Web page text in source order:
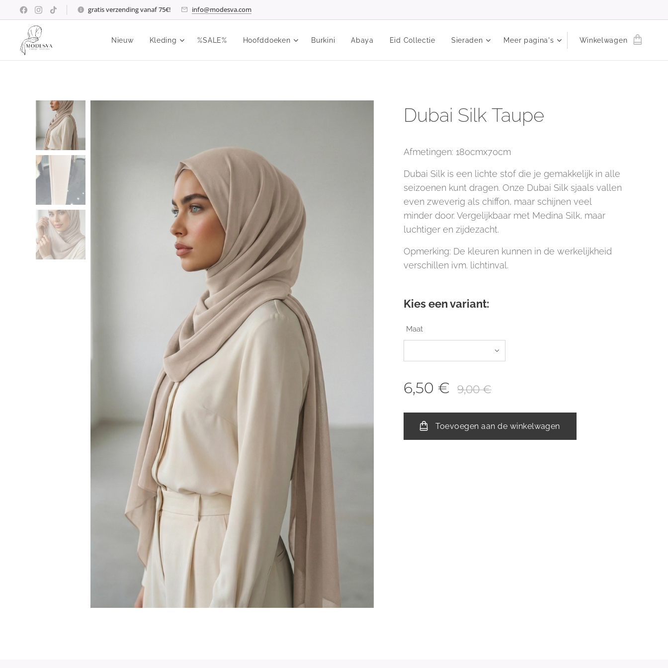
gratis verzending vanaf 75€! info@modesva.com
Nieuw Kleding %SALE% Hoofddoeken Burkini Abaya Eid Collectie Sieraden Meer pagina's Winkelwagen
Dubai Silk Taupe
Afmetingen: 180cmx70cm
Dubai Silk is een lichte stof die je gemakkelijk in alle
seizoenen kunt dragen. Onze Dubai Silk sjaals vallen
even zweverig als chiffon, maar schijnen veel
minder door. Vergelijkbaar met Medina Silk, maar
luchtiger en zijdezacht.
Opmerking: De kleuren kunnen in de werkelijkheid
verschillen ivm. lichtinval.
Kies een variant:
Maat
6,50 € 9,00€
Toevoegen aan de winkelwagen